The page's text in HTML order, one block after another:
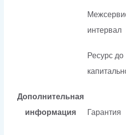
Дополнительная
информация
интервал
Ресурс до
Гарантия